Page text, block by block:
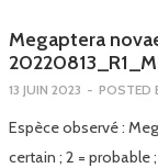
Megaptera
13 JUIN 2023 - POSTED
Espèce observé :
certain ; 2 = probable